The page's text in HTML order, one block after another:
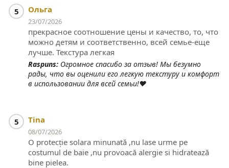
5 Ольга
23/07/2026
прекрасное соотношение цены и качество, то, что
можно детям и соответственно, всей семье-еще
лучше. Текстура легкая
Raspuns: Огромное спасибо за отзыв! Мы безумно
рады, что вы оценили его легкую текстуру и комфорт
в использовании для всей семьи!❤️
5 Tina
08/07/2026
O protecție solara minunată ,nu lase urme pe
costumul de baie ,nu provoacă alergie si hidratează
bine pielea.